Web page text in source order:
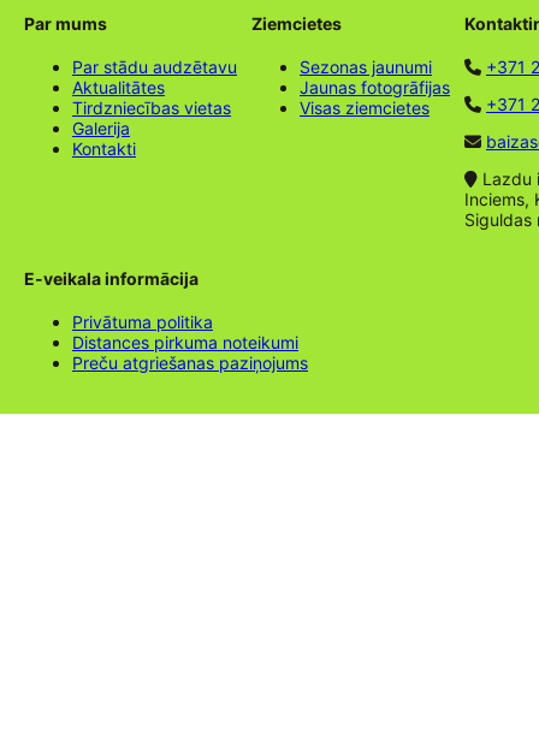
Par mums
Par stādu audzētavu
Aktualitātes
Tirdzniecības vietas
Galerija
Kontakti
Ziemcietes
Sezonas jaunumi
Jaunas fotogrāfijas
Visas ziemcietes
+371
+371
Lazdu
Inciems,
Siguldas
E-veikala informācija
Privātuma politika
Distances pirkuma noteikumi
Preču atgriešanas paziņojums